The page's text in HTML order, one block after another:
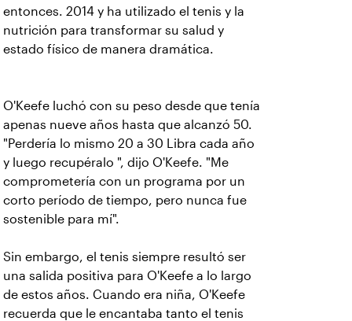
entonces. 2014 y ha utilizado el tenis y la
nutrición para transformar su salud y
estado físico de manera dramática.
O'Keefe luchó con su peso desde que tenía
apenas nueve años hasta que alcanzó 50.
"Perdería lo mismo 20 a 30 Libra cada año
y luego recupéralo ", dijo O'Keefe. "Me
comprometería con un programa por un
corto período de tiempo, pero nunca fue
sostenible para mí".
Sin embargo, el tenis siempre resultó ser
una salida positiva para O'Keefe a lo largo
de estos años. Cuando era niña, O'Keefe
recuerda que le encantaba tanto el tenis